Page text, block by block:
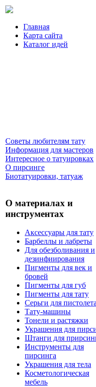
Главная
Карта сайта
Каталог идей
Советы любителям тату
Информация для мастеров
Интересное о татуировках
О пирсинге
Биотатуировки, татуаж
О материалах и
инструментах
Аксессуары для тату
Барбеллы и лабреты
Для обезболивания и
дезинфиирования
Пигменты для век и
бровей
Пигменты для губ
Пигменты для тату
Серьги для
Тату-машины
Тонели и растяжки
Украшения для
Штанги для
Инструменты для
пирсинга
Украшения для тела
Косметологическая
мебель